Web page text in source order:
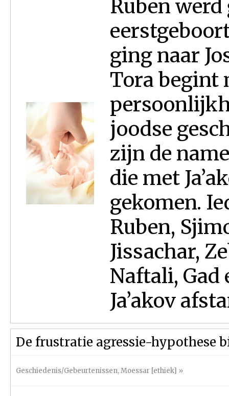
Ruben
ging naar
Tora begint
joodse
zijn de
die met
gekomen.
Ruben,
Jissachar,
Naftali, Gad
Ja’akov
De frustratie agressie-hypothese
Geschiedenis/Gebeurtenissen,Moessar [ethiek] »